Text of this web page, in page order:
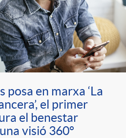
posa en marxa ‘La
el primer
el benestar
visió 360°